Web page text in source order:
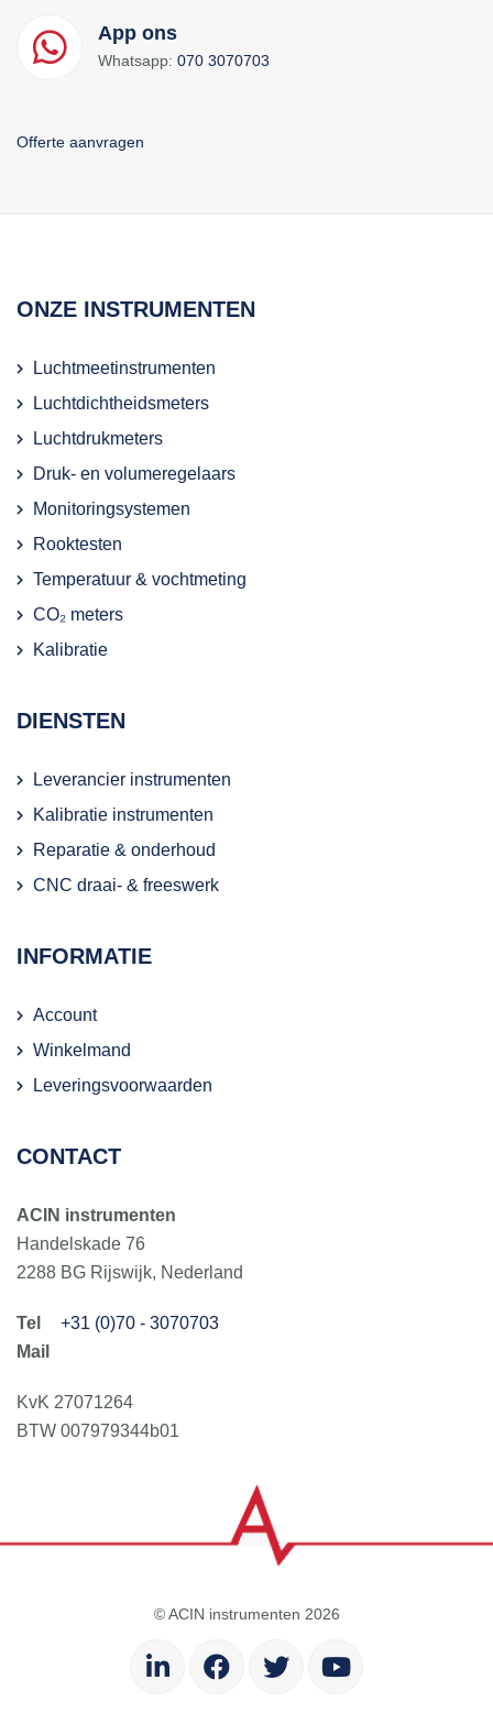
App ons
Whatsapp: 070 3070703
Offerte aanvragen
ONZE INSTRUMENTEN
Luchtmeetinstrumenten
Luchtdichtheidsmeters
Luchtdrukmeters
Druk- en volumeregelaars
Monitoringsystemen
Rooktesten
Temperatuur & vochtmeting
CO₂ meters
Kalibratie
DIENSTEN
Leverancier instrumenten
Kalibratie instrumenten
Reparatie & onderhoud
CNC draai- & freeswerk
INFORMATIE
Account
Winkelmand
Leveringsvoorwaarden
CONTACT
ACIN instrumenten
Handelskade 76
2288 BG Rijswijk, Nederland
+31 (0)70 - 3070703
KvK 27071264
BTW 007979344b01
© ACIN instrumenten 2026